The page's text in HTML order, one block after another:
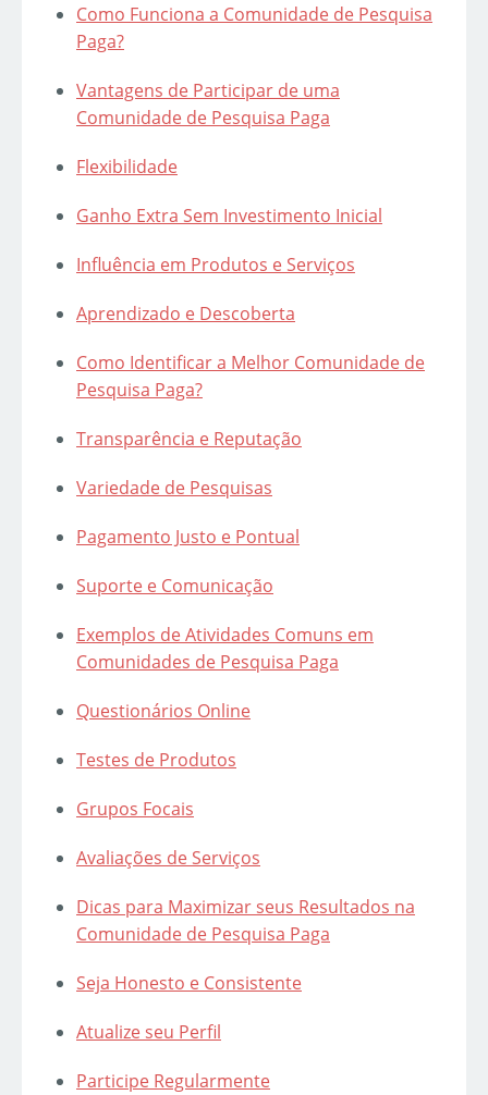
Como Funciona a Comunidade de Pesquisa
Paga?
Vantagens de Participar de uma
Comunidade de Pesquisa Paga
Flexibilidade
Ganho Extra Sem Investimento Inicial
Influência em Produtos e Serviços
Aprendizado e Descoberta
Como Identificar a Melhor Comunidade de
Pesquisa Paga?
Transparência e Reputação
Variedade de Pesquisas
Pagamento Justo e Pontual
Suporte e Comunicação
Exemplos de Atividades Comuns em
Comunidades de Pesquisa Paga
Questionários Online
Testes de Produtos
Grupos Focais
Avaliações de Serviços
Dicas para Maximizar seus Resultados na
Comunidade de Pesquisa Paga
Seja Honesto e Consistente
Atualize seu Perfil
Participe Regularmente